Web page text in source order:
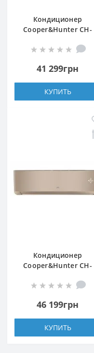
Кондиционер
Cooper&Hunter CH-
41 299грн
КУПИТЬ
Кондиционер
Cooper&Hunter CH-
46 199грн
КУПИТЬ